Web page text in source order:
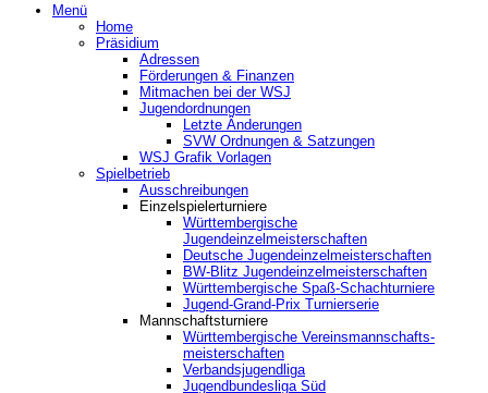
Menü
Home
Präsidium
Adressen
Förderungen & Finanzen
Mitmachen bei der WSJ
Jugendordnungen
Letzte Änderungen
SVW Ordnungen & Satzungen
WSJ Grafik Vorlagen
Spielbetrieb
Ausschreibungen
Einzelspielerturniere
Württembergische
Jugendeinzelmeisterschaften
Deutsche Jugendeinzelmeisterschaften
BW-Blitz Jugendeinzelmeisterschaften
Württembergische Spaß-Schachturniere
Jugend-Grand-Prix Turnierserie
Mannschaftsturniere
Württembergische Vereinsmannschafts-
meisterschaften
Verbandsjugendliga
Jugendbundesliga Süd